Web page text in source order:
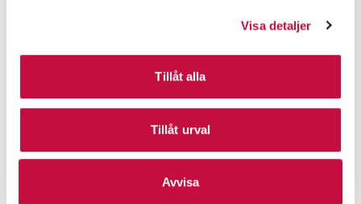
Visa detaljer
Tillåt alla
Tillåt urval
Avvisa